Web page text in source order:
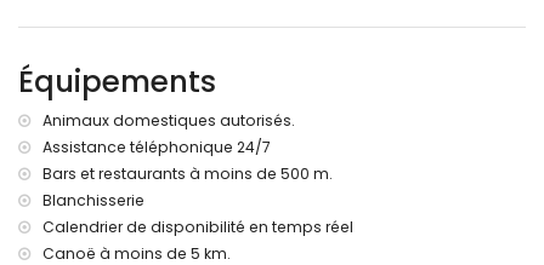
parking privées
Informations supplémentaires
Ville la plus proche: Jávea (à moins de 5 kilomètres de la
villa)
Rivière ou rive la plus proche: Méditerranée, Jávea (à moins
de 4 kilomètres de la villa)
Plage la plus proche: El Arenal, Jávea (à moins de 4
kilomètres de la villa)
Port le plus proche: Puerto Aduanas del Mar, Jávea (à
Équipements
Animaux domestiques autorisés.
Assistance téléphonique 24/7
Bars et restaurants à moins de 500 m.
Blanchisserie
Calendrier de disponibilité en temps réel
Canoë à moins de 5 km.